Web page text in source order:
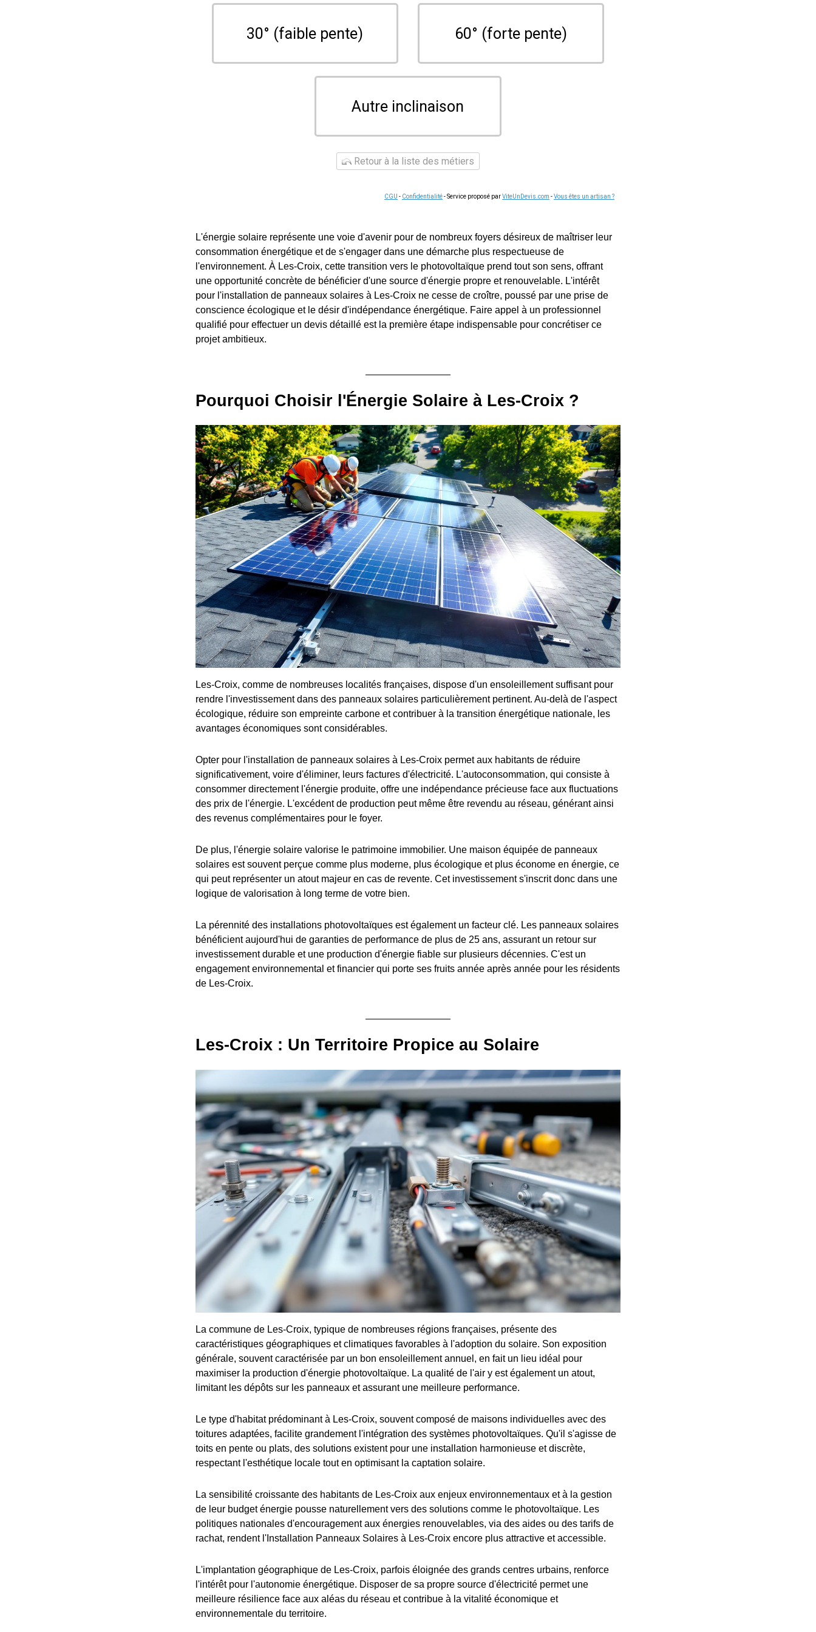
30° (faible pente) 60° (forte pente)
Autre inclinaison
Retour à la liste des métiers
CGU - Confidentialité- Service proposé parViteUnDevis.com -Vous êtes un artisan ?
L'énergie solaire représente une voie d'avenir pour de nombreux foyers désireux de maîtriser leur
consommation énergétique et de s'engager dans une démarche plus respectueuse de
l'environnement. À Les-Croix, cette transition vers le photovoltaïque prend tout son sens, offrant
une opportunité concrète de bénéficier d'une source d'énergie propre et renouvelable. L'intérêt
pour l'installation de panneaux solaires à Les-Croix ne cesse de croître, poussé par une prise de
conscience écologique et le désir d'indépendance énergétique. Faire appel à un professionnel
qualifié pour effectuer un devis détaillé est la première étape indispensable pour concrétiser ce
projet ambitieux.
Pourquoi Choisir l'Énergie Solaire à Les-Croix ?
Les-Croix, comme de nombreuses localités françaises, dispose d'un ensoleillement suffisant pour
rendre l'investissement dans des panneaux solaires particulièrement pertinent. Au-delà de l'aspect
écologique, réduire son empreinte carbone et contribuer à la transition énergétique nationale, les
avantages économiques sont considérables.
Opter pour l'installation de panneaux solaires à Les-Croix permet aux habitants de réduire
significativement, voire d'éliminer, leurs factures d'électricité. L'autoconsommation, qui consiste à
consommer directement l'énergie produite, offre une indépendance précieuse face aux fluctuations
des prix de l'énergie. L'excédent de production peut même être revendu au réseau, générant ainsi
des revenus complémentaires pour le foyer.
De plus, l'énergie solaire valorise le patrimoine immobilier. Une maison équipée de panneaux
solaires est souvent perçue comme plus moderne, plus écologique et plus économe en énergie, ce
qui peut représenter un atout majeur en cas de revente. Cet investissement s'inscrit donc dans une
logique de valorisation à long terme de votre bien.
La pérennité des installations photovoltaïques est également un facteur clé. Les panneaux solaires
bénéficient aujourd'hui de garanties de performance de plus de 25 ans, assurant un retour sur
investissement durable et une production d'énergie fiable sur plusieurs décennies. C'est un
engagement environnemental et financier qui porte ses fruits année après année pour les résidents
de Les-Croix.
Les-Croix : Un Territoire Propice au Solaire
La commune de Les-Croix, typique de nombreuses régions françaises, présente des
caractéristiques géographiques et climatiques favorables à l'adoption du solaire. Son exposition
générale, souvent caractérisée par un bon ensoleillement annuel, en fait un lieu idéal pour
maximiser la production d'énergie photovoltaïque. La qualité de l'air y est également un atout,
limitant les dépôts sur les panneaux et assurant une meilleure performance.
Le type d'habitat prédominant à Les-Croix, souvent composé de maisons individuelles avec des
toitures adaptées, facilite grandement l'intégration des systèmes photovoltaïques. Qu'il s'agisse de
toits en pente ou plats, des solutions existent pour une installation harmonieuse et discrète,
respectant l'esthétique locale tout en optimisant la captation solaire.
La sensibilité croissante des habitants de Les-Croix aux enjeux environnementaux et à la gestion
de leur budget énergie pousse naturellement vers des solutions comme le photovoltaïque. Les
politiques nationales d'encouragement aux énergies renouvelables, via des aides ou des tarifs de
rachat, rendent l'Installation Panneaux Solaires à Les-Croix encore plus attractive et accessible.
L'implantation géographique de Les-Croix, parfois éloignée des grands centres urbains, renforce
l'intérêt pour l'autonomie énergétique. Disposer de sa propre source d'électricité permet une
meilleure résilience face aux aléas du réseau et contribue à la vitalité économique et
environnementale du territoire.